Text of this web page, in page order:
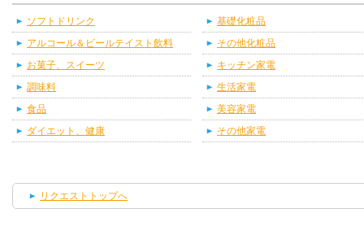
ソフトドリンク
アルコール＆ビールテイスト飲料
お菓子、スイーツ
調味料
食品
ダイエット、健康
基礎化粧品
その他化粧品
キッチン家電
生活家電
美容家電
その他家電
リクエストトップへ